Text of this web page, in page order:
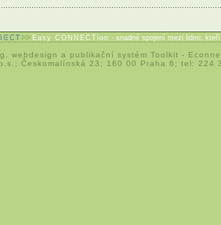
Easy CONNECTion - snadné spojení mezi lidmi,
webdesign a publikační systém Toolkit -
Českomalínská 23; 160 00 Praha 6; tel: 224